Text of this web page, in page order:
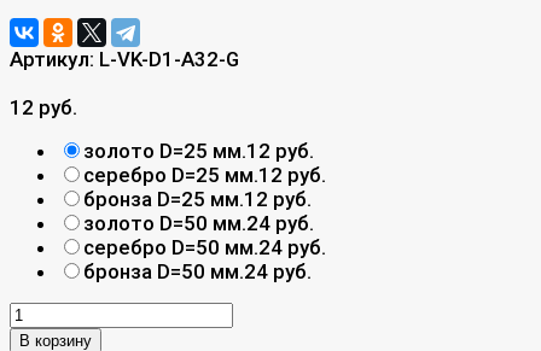
Артикул: L-VK-D1-A32-G
12 руб.
золото D=25 мм.12 руб.
серебро D=25 мм.12 руб.
бронза D=25 мм.12 руб.
золото D=50 мм.24 руб.
серебро D=50 мм.24 руб.
бронза D=50 мм.24 руб.
В корзину